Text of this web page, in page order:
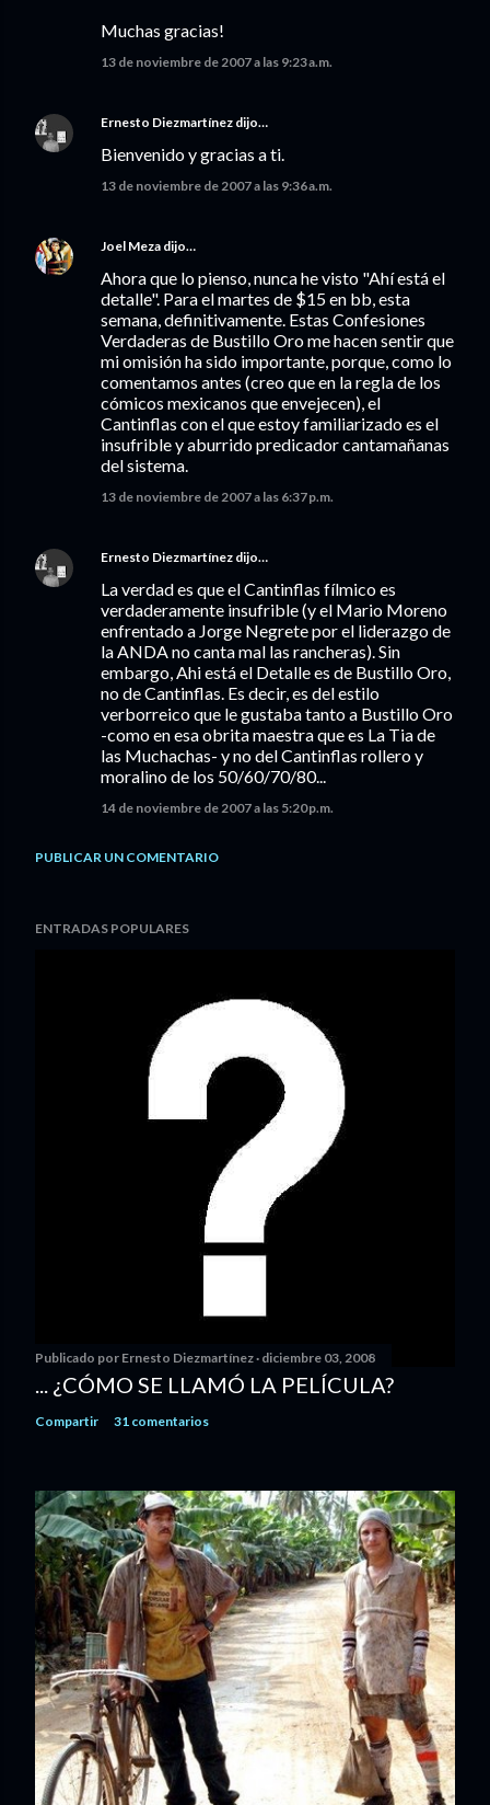
Muchas gracias!
13 de noviembre de 2007 a las 9:23 a.m.
Ernesto Diezmartínez dijo…
Bienvenido y gracias a ti.
13 de noviembre de 2007 a las 9:36 a.m.
Joel Meza dijo…
Ahora que lo pienso, nunca he visto "Ahí está el
detalle". Para el martes de $15 en bb, esta
semana, definitivamente. Estas Confesiones
Verdaderas de Bustillo Oro me hacen sentir que
mi omisión ha sido importante, porque, como lo
comentamos antes (creo que en la regla de los
cómicos mexicanos que envejecen), el
Cantinflas con el que estoy familiarizado es el
insufrible y aburrido predicador cantamañanas
del sistema.
13 de noviembre de 2007 a las 6:37 p.m.
Ernesto Diezmartínez dijo…
La verdad es que el Cantinflas fílmico es
verdaderamente insufrible (y el Mario Moreno
enfrentado a Jorge Negrete por el liderazgo de
la ANDA no canta mal las rancheras). Sin
embargo, Ahi está el Detalle es de Bustillo Oro,
no de Cantinflas. Es decir, es del estilo
verborreico que le gustaba tanto a Bustillo Oro
-como en esa obrita maestra que es La Tia de
las Muchachas- y no del Cantinflas rollero y
moralino de los 50/60/70/80...
14 de noviembre de 2007 a las 5:20 p.m.
PUBLICAR UN COMENTARIO
ENTRADAS POPULARES
Publicado por Ernesto Diezmartínez diciembre 03, 2008
... ¿CÓMO SE LLAMÓ LA PELÍCULA?
Compartir 31 comentarios